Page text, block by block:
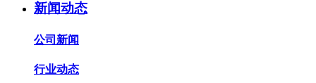
新闻动态
公司新闻
行业动态